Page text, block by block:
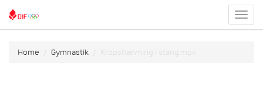
menu
Home Gymnastik Kropshævning i stang.mp4